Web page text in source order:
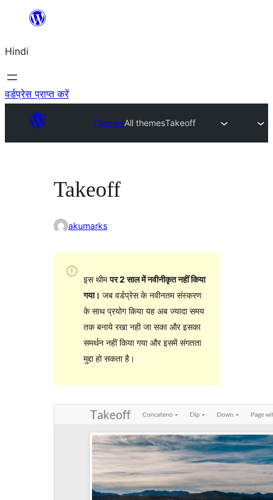
सामग्री
जाएं
Hindi
वर्डप्रेस प्राप्त करें
ThemesAll themesTakeoff
Takeoff
akumarks
इस थीमपर 2 साल में नवीनीकृत नहीं किया
गया। जब वर्डप्रेस के नवीनतम संस्करण
के साथ प्रयोग किया यह अब ज्यादा समय
तक बनाये रखा नही जा सका और इसका
समर्थन नहीं किया गया और इसमें संगतता
मुद्दा हो सकता है।